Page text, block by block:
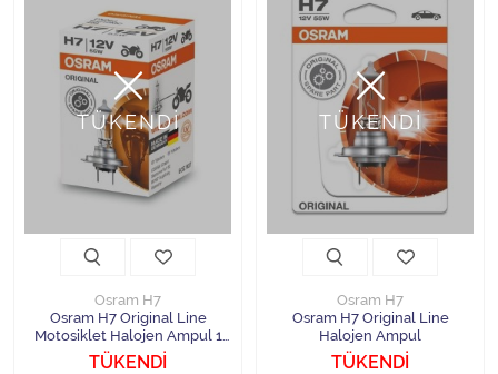
TÜKENDİ
Osram H7
Osram H7 Original Line
Motosiklet Halojen Ampul 1
Adet
TÜKENDİ
TÜKENDİ
Osram H7
Osram H7 Original Line
Halojen Ampul
TÜKENDİ